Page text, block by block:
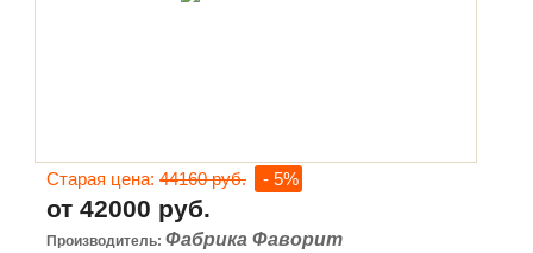
Старая цена: 44160 руб. - 5%
от 42000 руб.
Производитель: Фабрика Фаворит